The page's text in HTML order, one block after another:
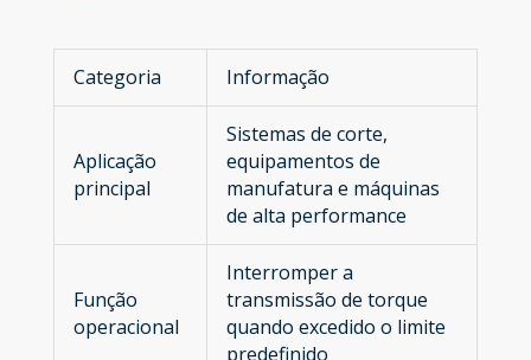
Categoria Informação
Aplicação
principal
Sistemas de corte,
equipamentos de
manufatura e máquinas
de alta performance
Função
operacional
Interromper a
transmissão de torque
quando excedido o limite
predefinido